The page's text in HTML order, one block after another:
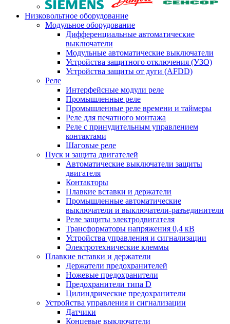
Низковольтное оборудование
Модульное оборудование
Дифференциальные автоматические
выключатели
Модульные автоматические выключатели
Устройства защитного отключения (УЗО)
Устройства защиты от дуги (AFDD)
Реле
Интерфейсные модули реле
Промышленные реле
Промышленные реле времени и таймеры
Реле для печатного монтажа
Реле с принудительным управлением
контактами
Шаговые реле
Пуск и защита двигателей
Автоматические выключатели защиты
двигателя
Контакторы
Плавкие вставки и держатели
Промышленные автоматические
выключатели и выключатели-разъединители
Реле защиты электродвигателя
Трансформаторы напряжения 0,4 кВ
Устройства управления и сигнализации
Электротехнические клеммы
Плавкие вставки и держатели
Держатели предохранителей
Ножевые предохранители
Предохранители типа D
Цилиндрические предохранители
Устройства управления и сигнализации
Датчики
Концевые выключатели